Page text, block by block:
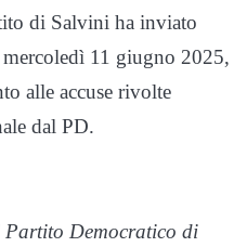
di Salvini ha inviato
11 giugno 2025,
alle accuse rivolte
dal PD.
Partito Democratico di